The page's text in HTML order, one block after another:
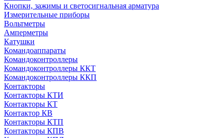
Кнопки, зажимы и светосигнальная арматура
Измерительные приборы
Вольтметры
Амперметры
Катушки
Командоаппараты
Командоконтроллеры
Командоконтроллеры ККТ
Командоконтроллеры ККП
Контакторы
Контакторы КТИ
Контакторы КТ
Контактор КВ
Контакторы КТП
Контакторы КПВ